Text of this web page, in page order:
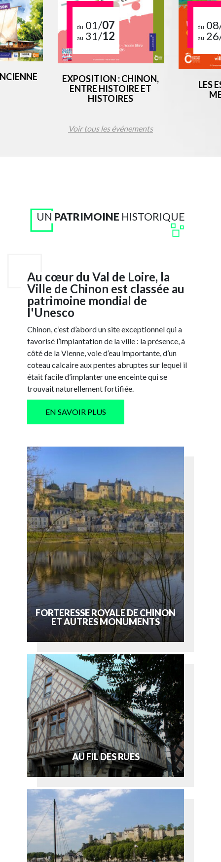
du 01/07
au 31/12
EXPOSITION : CHINON,
ENTRE HISTOIRE ET
HISTOIRES
du
au
LES
Voir tous les événements
UN PATRIMOINE HISTORIQUE
Au cœur du Val de Loire, la
Ville de Chinon est classée au
patrimoine mondial de
l'Unesco
Chinon, c’est d’abord un site exceptionnel qui a
favorisé l’implantation de la ville : la présence, à
côté de la Vienne, voie d’eau importante, d’un
coteau calcaire aux pentes abruptes sur lequel il
était facile d’implanter une enceinte qui se
trouvait naturellement fortifiée.
EN SAVOIR PLUS
FORTERESSE ROYALE DE CHINON
ET AUTRES MONUMENTS
AU FIL DES RUES